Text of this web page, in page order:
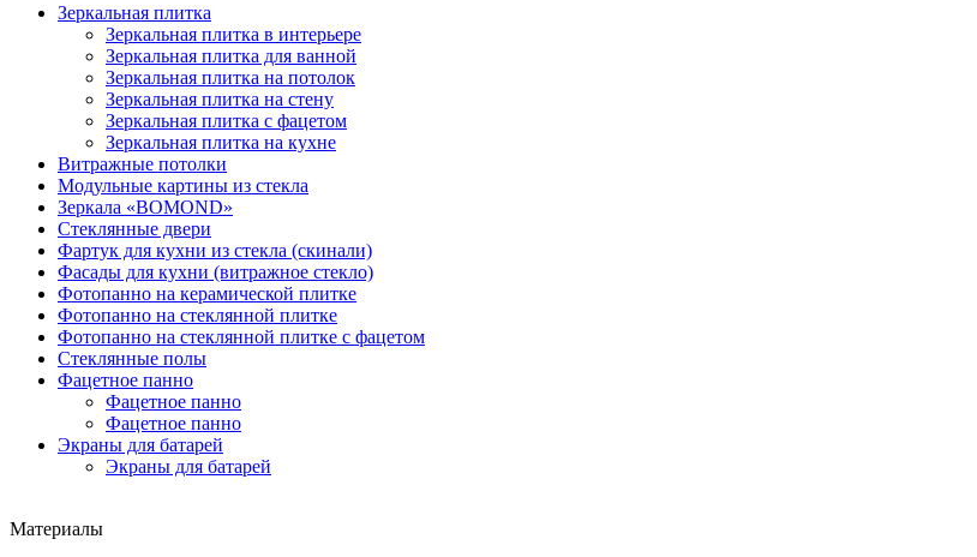
Зеркальная плитка
Зеркальная плитка в интерьере
Зеркальная плитка для ванной
Зеркальная плитка на потолок
Зеркальная плитка на стену
Зеркальная плитка с фацетом
Зеркальная плитка на кухне
Витражные потолки
Модульные картины из стекла
Зеркала «BOMOND»
Стеклянные двери
Фартук для кухни из стекла (скинали)
Фасады для кухни (витражное стекло)
Фотопанно на керамической плитке
Фотопанно на стеклянной плитке
Фотопанно на стеклянной плитке с фацетом
Стеклянные полы
Фацетное панно
Фацетное панно
Фацетное панно
Экраны для батарей
Экраны для батарей
Материалы